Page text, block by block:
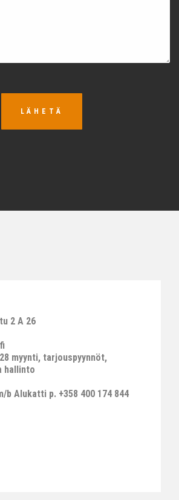
LÄHETÄ
2 A 26
myynti, tarjouspyynnöt,
hallinto
b Alukatti p. +358 400 174 844